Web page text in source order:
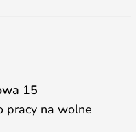
15
pracy na wolne